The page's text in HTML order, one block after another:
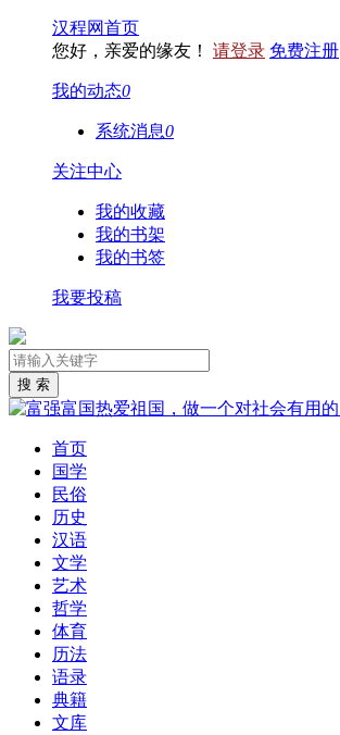
汉程网首页
您好，亲爱的缘友！ 请登录 免费注册
我的动态0
系统消息0
关注中心
我的收藏
我的书架
我的书签
我要投稿
首页
国学
民俗
历史
汉语
文学
艺术
哲学
体育
历法
语录
典籍
文库